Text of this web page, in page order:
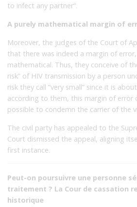
to infect any partner”.
A purely mathematical margin of
Moreover, the judges of the Court of
that there was indeed a margin of
mathematical. Thus, they conceive of
risk” of HIV transmission by a person
risk they call “very small” since it is
according to them, this margin of error
possible to condemn the carrier of the
The civil party has appealed to the
Court dismissed the appeal, aligning
first instance.
Peut-on poursuivre une personne
traitement ? La Cour de cassation
historique